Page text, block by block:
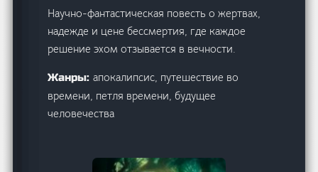
Научно-фантастическая повесть о жертвах,
надежде и цене бессмертия, где каждое
решение эхом отзывается в вечности.
Жанры:апокалипсис, путешествие во
времени, петля времени, будущее
человечества